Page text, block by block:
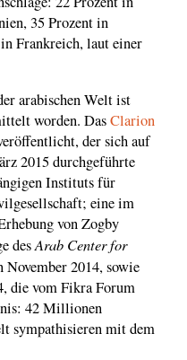
35 Prozent in
Frankreich, laut einer
arabischen Welt ist
worden. DasClarion
der sich auf
2015 durchgeführte
Instituts für
eine im
von Zogby
desArab Center for
November 2014, sowie
die vom Fikra Forum
42 Millionen
sympathisieren mit dem